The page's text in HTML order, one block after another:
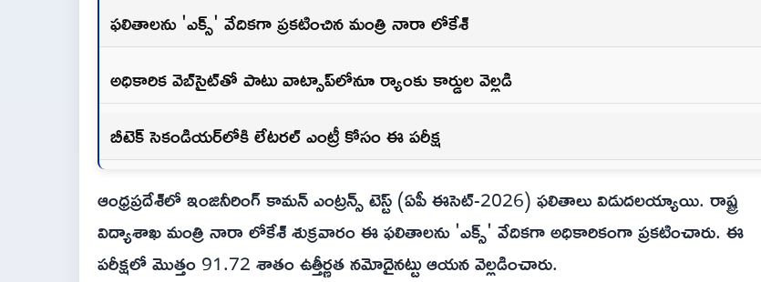
ఫలితాలను 'ఎక్స్' వేదికగా ప్రకటించిన మంత్రి నారా లోకేశ్
అధికారిక వెబ్‌సైట్‌తో పాటు వాట్సాప్‌లోనూ ర్యాంకు కార్డుల వెల్లడి
బీటెక్ సెకండియర్‌లోకి లేటరల్ ఎంట్రీ కోసం ఈ పరీక్ష
ఆంధ్రప్రదేశ్‌లో ఇంజినీరింగ్ కామన్ ఎంట్రన్స్ టెస్ట్ (ఏపీ ఈసెట్-2026) ఫలితాలు విడుదలయ్యాయి. రాష్ట్ర
విద్యాశాఖ మంత్రి నారా లోకేశ్ శుక్రవారం ఈ ఫలితాలను 'ఎక్స్' వేదికగా అధికారికంగా ప్రకటించారు. ఈ
పరీక్షలో మొత్తం 91.72 శాతం ఉత్తీర్ణత నమోదైనట్టు ఆయన వెల్లడించారు.